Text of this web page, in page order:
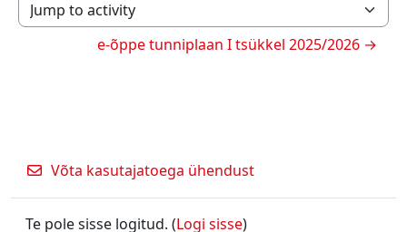
Jump to activity
e-õppe tunniplaan I tsükkel 2025/2026 →
Võta kasutajatoega ühendust
Te pole sisse logitud. (Logi sisse)